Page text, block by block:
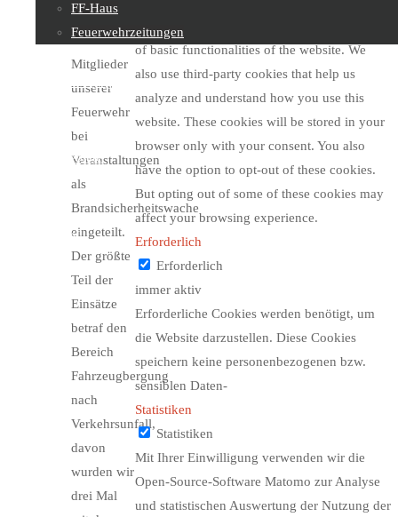
FF-Haus
Feuerwehrzeitungen
Sachgebiete
Kontakt
Zwei Mal
waren
Mitglieder
unserer
Feuerwehr
bei
Veranstaltungen
als
Brandsicherheitswache
eingeteilt.
Der größte
Teil der
Einsätze
betraf den
Bereich
Fahrzeugbergung
nach
Verkehrsunfall,
davon
wurden wir
drei Mal
browser as they are essential for the working
of basic functionalities of the website. We
also use third-party cookies that help us
analyze and understand how you use this
website. These cookies will be stored in your
browser only with your consent. You also
have the option to opt-out of these cookies.
But opting out of some of these cookies may
affect your browsing experience.
Erforderlich
Erforderlich
immer aktiv
Erforderliche Cookies werden benötigt, um
die Website darzustellen. Diese Cookies
speichern keine personenbezogenen bzw.
sensiblen Daten-
Statistiken
Statistiken
Mit Ihrer Einwilligung verwenden wir die
Open-Source-Software Matomo zur Analyse
und statistischen Auswertung der Nutzung der